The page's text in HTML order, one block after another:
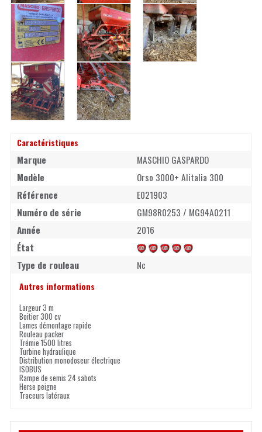
Caractéristiques
Marque
MASCHIO GASPARDO
Modèle
Orso 3000+ Alitalia 300
Référence
E021903
Numéro de série
GM98R0253 / MG94A0211
Année
2016
État
Type de rouleau
Nc
Autres informations
Largeur 3 m
Boitier 300 cv
Lames démontage rapide
Rouleau packer
Trémie 1500 litres
Turbine hydraulique
Distribution monodoseur électrique
ISOBUS
Rampe de semis 24 sabots
Herse peigne
Traceurs latéraux